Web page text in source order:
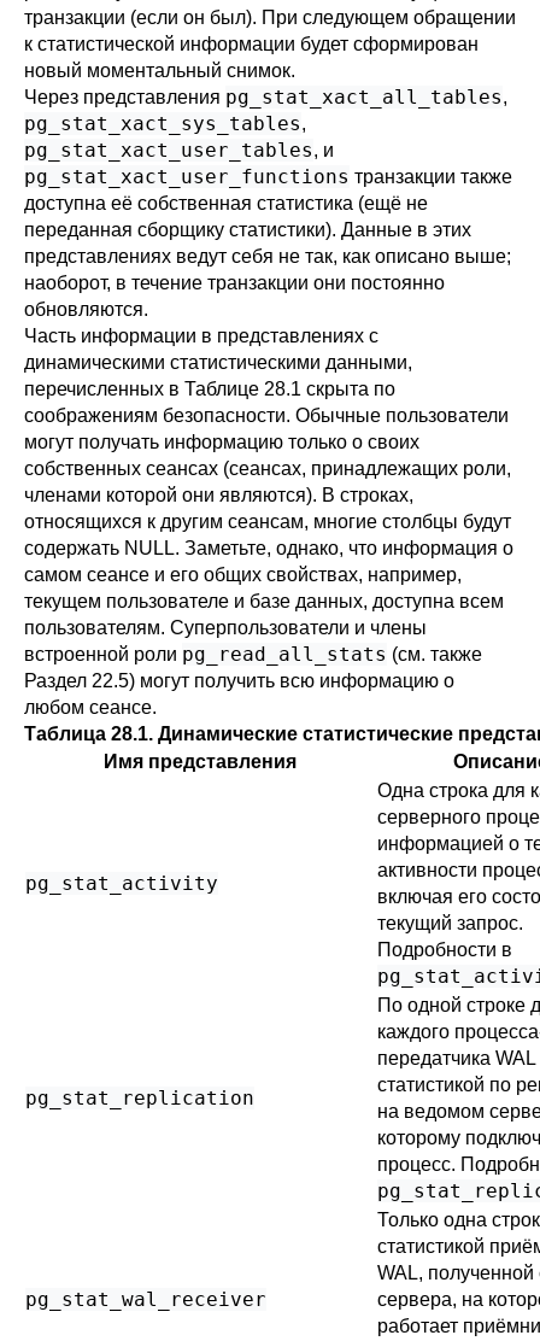
транзакции (если он был). При следующем обращении
к статистической информации будет сформирован
новый моментальный снимок.
Через представления pg_stat_xact_all_tables,
pg_stat_xact_sys_tables,
pg_stat_xact_user_tables, и
pg_stat_xact_user_functions транзакции также
доступна её собственная статистика (ещё не
переданная сборщику статистики). Данные в этих
представлениях ведут себя не так, как описано выше;
наоборот, в течение транзакции они постоянно
обновляются.
Часть информации в представлениях с
динамическими статистическими данными,
перечисленных в Таблице 28.1 скрыта по
соображениям безопасности. Обычные пользователи
могут получать информацию только о своих
собственных сеансах (сеансах, принадлежащих роли,
членами которой они являются). В строках,
относящихся к другим сеансам, многие столбцы будут
содержать NULL. Заметьте, однако, что информация о
самом сеансе и его общих свойствах, например,
текущем пользователе и базе данных, доступна всем
пользователям. Суперпользователи и члены
встроенной роли pg_read_all_stats (см. также
Раздел 22.5) могут получить всю информацию о
любом сеансе.
Таблица 28.1. Динамические статистические
Имя представления
pg_stat_activity
Одна строка для
серверного
информацией о
активности
включая его
текущий запрос.
Подробности в
pg_stat_replication
По одной строке
каждого
передатчика WAL
статистикой по
на ведомом
которому
процесс.
pg_stat_wal_receiver
Только одна
статистикой
WAL, полученной
сервера, на
работает